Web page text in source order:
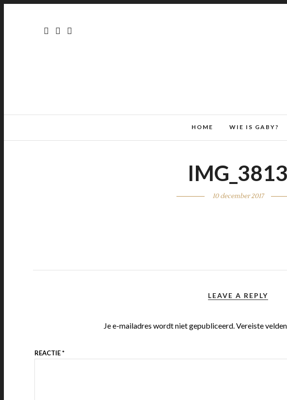
HOME WIE IS GABY?
IMG_3813
10 december 2017
LEAVE A REPLY
Je e-mailadres wordt niet gepubliceerd.Vereiste
REACTIE*